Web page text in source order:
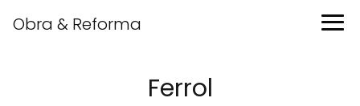
Obra & Reforma
Ferrol